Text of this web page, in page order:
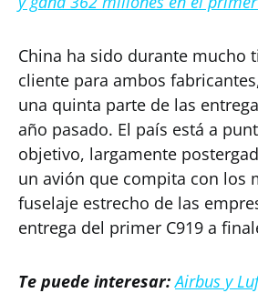
China ha sido durante mucho
cliente para ambos
una quinta parte de las
año pasado. El país está a
objetivo, largamente
un avión que compita con los
fuselaje estrecho de las
entrega del primer C919 a
Te puede interesar:Airbus y